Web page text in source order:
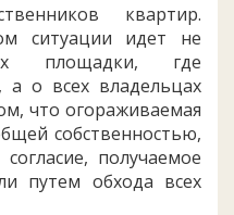
квартир.
ситуации идет не
площадки, где
а о всех владельцах
что огораживаемая
собственностью,
получаемое
путем обхода всех